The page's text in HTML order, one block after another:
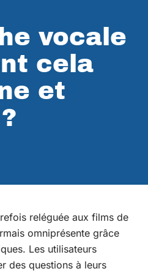
vocale
cela
et
reléguée aux films de
omniprésente grâce
Les utilisateurs
des questions à leurs